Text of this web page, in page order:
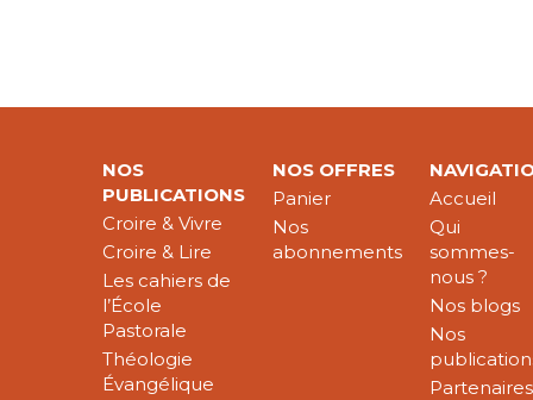
NOS
PUBLICATIONS
Croire & Vivre
Croire & Lire
Les cahiers de
l’École
Pastorale
Théologie
Évangélique
NOS OFFRES
Panier
Nos
abonnements
Accueil
Qui
sommes-
nous ?
Nos blogs
Nos
Partenaires